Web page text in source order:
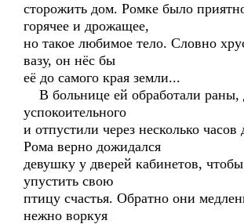
сторожить дом. Ромке было
горячее и дрожащее,
но такое любимое тело. Словно
вазу, он нёс бы
её до самого края земли...
В больнице ей обработали раны,
успокоительного
и отпустили через несколько часов
Рома верно дожидался
девушку у дверей кабинетов,
упустить свою
птицу счастья. Обратно они
нежно воркуя